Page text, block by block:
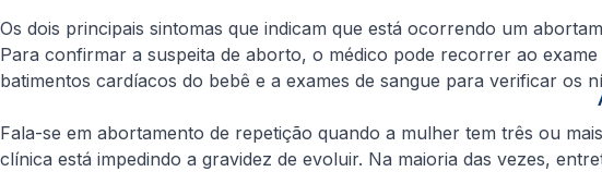
Os dois principais sintomas que indicam que está ocorrendo um
Para confirmar a suspeita de aborto, o médico pode recorrer ao
batimentos cardíacos do bebê e a exames de sangue para verificar os
Fala-se em abortamento de repetição quando a mulher tem três ou
clínica está impedindo a gravidez de evoluir. Na maioria das vezes,